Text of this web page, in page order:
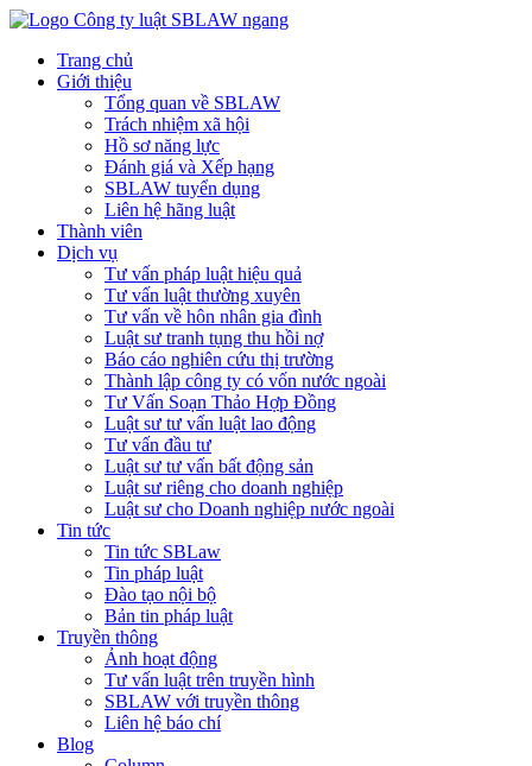
Trang chủ
Giới thiệu
Tổng quan về SBLAW
Trách nhiệm xã hội
Hồ sơ năng lực
Đánh giá và Xếp hạng
SBLAW tuyển dụng
Liên hệ hãng luật
Thành viên
Dịch vụ
Tư vấn pháp luật hiệu quả
Tư vấn luật thường xuyên
Tư vấn về hôn nhân gia đình
Luật sư tranh tụng thu hồi nợ
Báo cáo nghiên cứu thị trường
Thành lập công ty có vốn nước ngoài
Tư Vấn Soạn Thảo Hợp Đồng
Luật sư tư vấn luật lao động
Tư vấn đầu tư
Luật sư tư vấn bất động sản
Luật sư riêng cho doanh nghiệp
Luật sư cho Doanh nghiệp nước ngoài
Tin tức
Tin tức SBLaw
Tin pháp luật
Đào tạo nội bộ
Bản tin pháp luật
Truyền thông
Ảnh hoạt động
Tư vấn luật trên truyền hình
SBLAW với truyền thông
Liên hệ báo chí
Blog